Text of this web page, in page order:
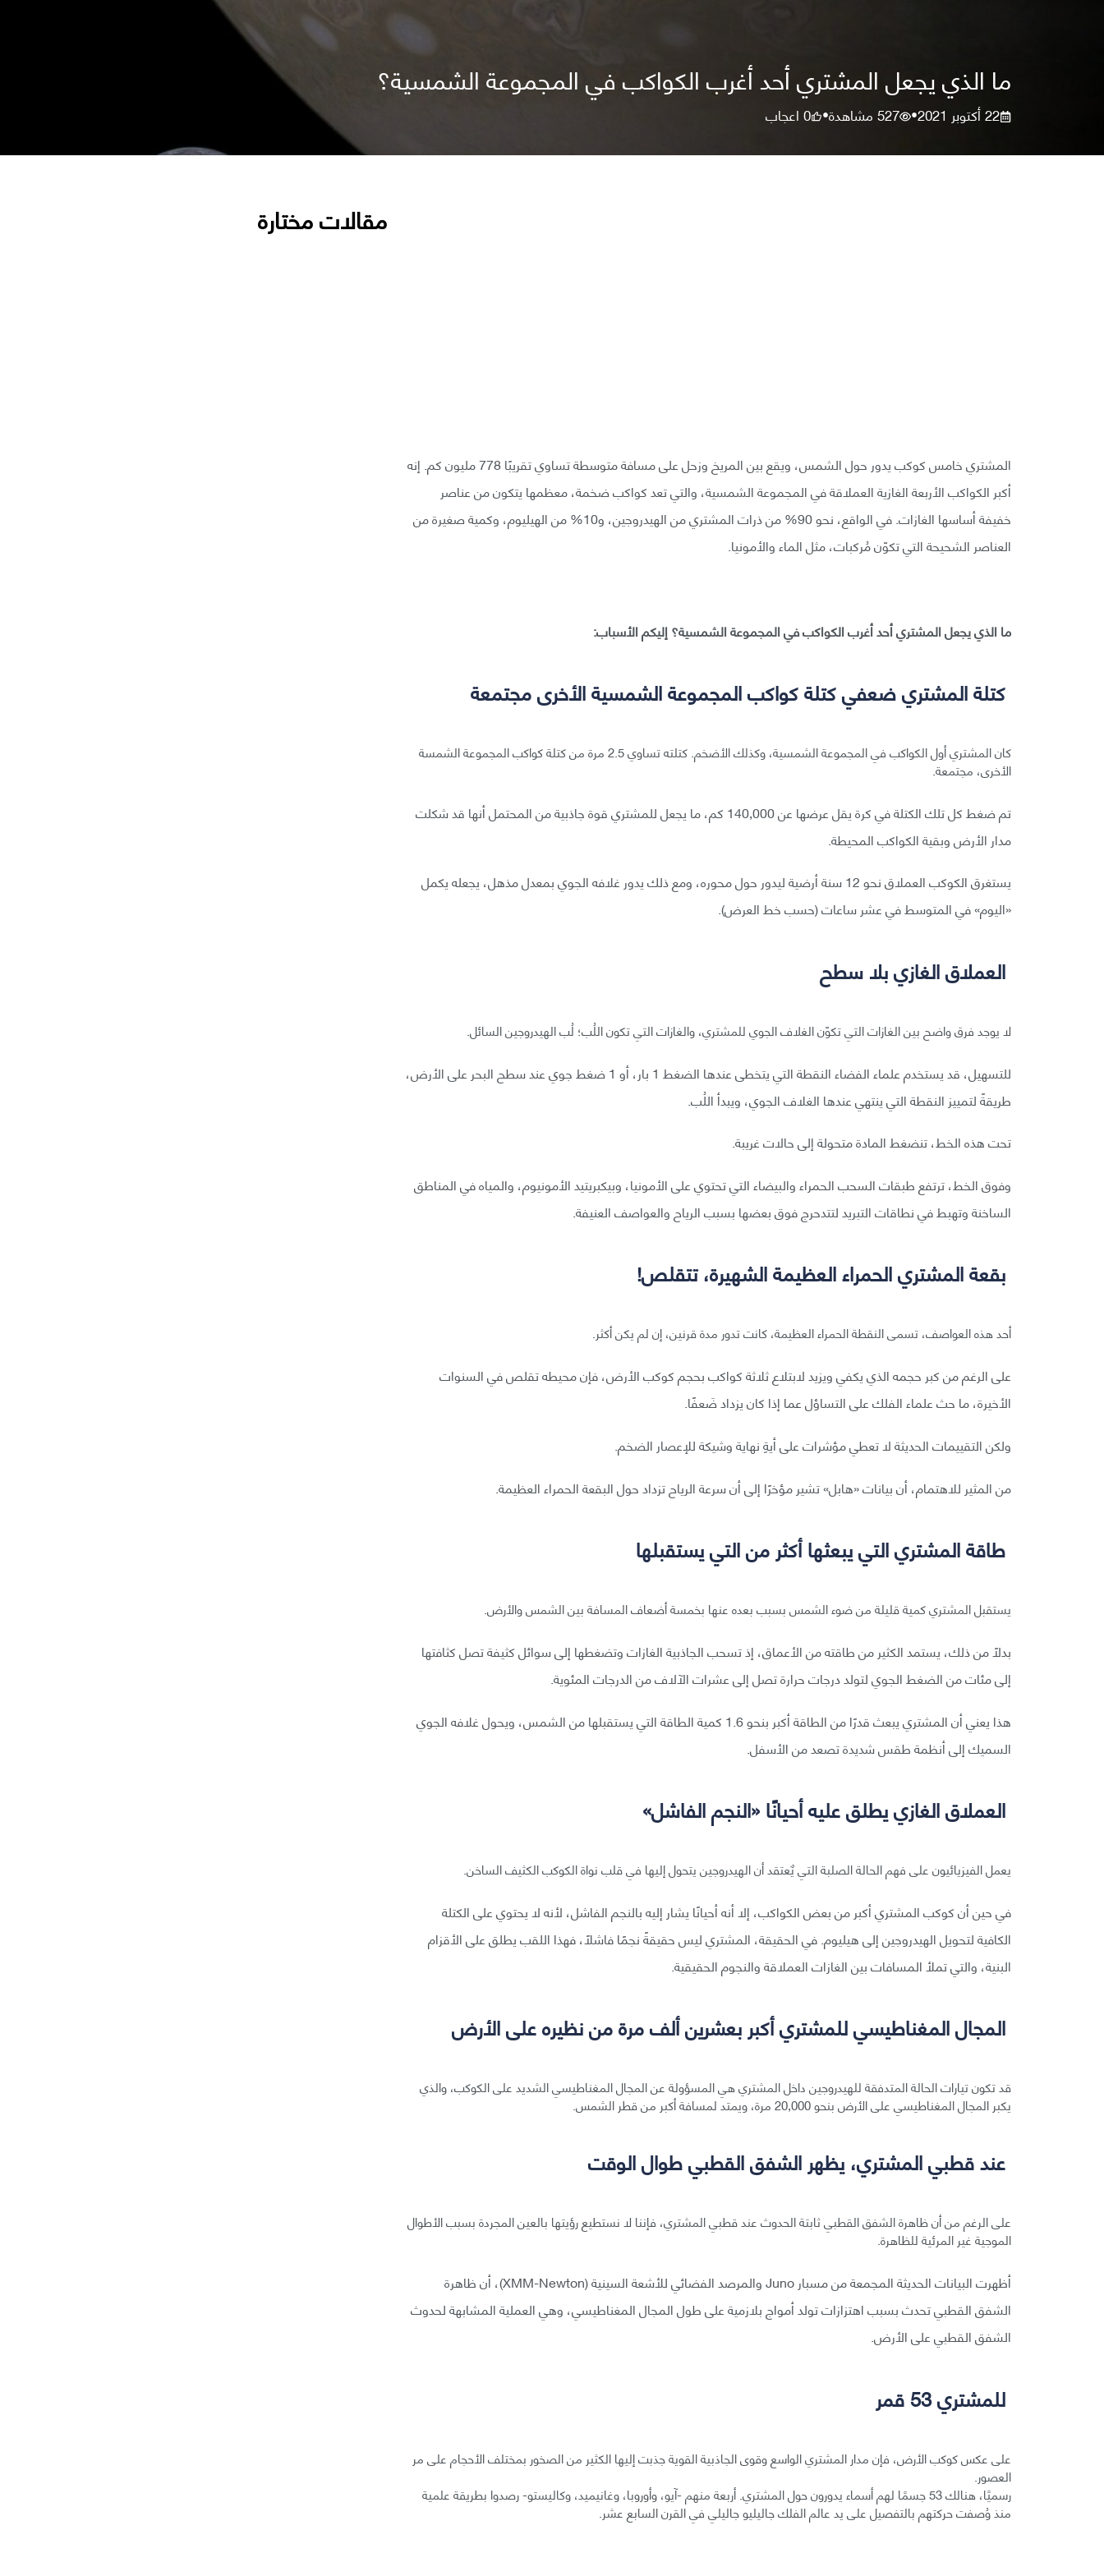
ما الذي يجعل المشتري أحد أغرب الكواكب في المجموعة الشمسية؟
22 أكتوبر 2021 •
527مشاهدة•
0اعجاب
المشتري خامس كوكب يدور حول الشمس، ويقع بين المريخ وزحل على مسافة متوسطة تساوي تقريبًا 778 مليون كم. إنه
أكبر الكواكب الأربعة الغازية العملاقة في المجموعة الشمسية، والتي تعد كواكب ضخمة، معظمها يتكون من عناصر
خفيفة أساسها الغازات. في الواقع، نحو 90% من ذرات المشتري من الهيدروجين، و10% من الهيليوم، وكمية صغيرة من
العناصر الشحيحة التي تكوّن مُركبات، مثل الماء والأمونيا.
ما الذي يجعل المشتري أحد أغرب الكواكب في المجموعة الشمسية؟ إليكم الأسباب:
كتلة المشتري ضعفي كتلة كواكب المجموعة الشمسية الأخرى مجتمعة
كان المشتري أول الكواكب في المجموعة الشمسية، وكذلك الأضخم. كتلته تساوي 2.5 مرة من كتلة كواكب المجموعة الشمسة
الأخرى، مجتمعة.
تم ضغط كل تلك الكتلة في كرة يقل عرضها عن 140,000 كم، ما يجعل للمشتري قوة جاذبية من المحتمل أنها قد شكلت
مدار الأرض وبقية الكواكب المحيطة.
يستغرق الكوكب العملاق نحو 12 سنة أرضية ليدور حول محوره، ومع ذلك يدور غلافه الجوي بمعدل مذهل، يجعله يكمل
«اليوم» في المتوسط في عشر ساعات (حسب خط العرض).
العملاق الغازي بلا سطح
لا يوجد فرق واضح بين الغازات التي تكوّن الغلاف الجوي للمشتري، والغازات التي تكون اللُب؛ لُب الهيدروجين السائل.
للتسهيل، قد يستخدم علماء الفضاء النقطة التي يتخطى عندها الضغط 1 بار، أو 1 ضغط جوي عند سطح البحر على الأرض،
طريقةً لتمييز النقطة التي ينتهي عندها الغلاف الجوي، ويبدأ اللُب.
تحت هذه الخط، تنضغط المادة متحولة إلى حالات غريبة.
وفوق الخط، ترتفع طبقات السحب الحمراء والبيضاء التي تحتوي على الأمونيا، وبيكبريتيد الأمونيوم، والمياه في المناطق
الساخنة وتهبط في نطاقات التبريد لتتدحرج فوق بعضها بسبب الرياح والعواصف العنيفة.
بقعة المشتري الحمراء العظيمة الشهيرة، تتقلص!
أحد هذه العواصف، تسمى النقطة الحمراء العظيمة، كانت تدور مدة قرنين، إن لم يكن أكثر.
على الرغم من كبر حجمه الذي يكفي ويزيد لابتلاع ثلاثة كواكب بحجم كوكب الأرض، فإن محيطه تقلص في السنوات
الأخيرة، ما حث علماء الفلك على التساؤل عما إذا كان يزداد ضَعفًا.
ولكن التقييمات الحديثة لا تعطي مؤشرات على أيةِ نهاية وشيكة للإعصار الضخم.
من المثير للاهتمام، أن بيانات «هابل» تشير مؤخرًا إلى أن سرعة الرياح تزداد حول البقعة الحمراء العظيمة.
طاقة المشتري التي يبعثها أكثر من التي يستقبلها
يستقبل المشتري كمية قليلة من ضوء الشمس بسبب بعده عنها بخمسة أضعاف المسافة بين الشمس والأرض.
بدلًا من ذلك، يستمد الكثير من طاقته من الأعماق، إذ تسحب الجاذبية الغازات وتضغطها إلى سوائل كثيفة تصل كثافتها
إلى مئات من الضغط الجوي لتولد درجات حرارة تصل إلى عشرات الآلاف من الدرجات المئوية.
هذا يعني أن المشتري يبعث قدرًا من الطاقة أكبر بنحو 1.6 كمية الطاقة التي يستقبلها من الشمس، ويحول غلافه الجوي
السميك إلى أنظمة طقس شديدة تصعد من الأسفل.
العملاق الغازي يطلق عليه أحيانًا «النجم الفاشل»
يعمل الفيزيائيون على فهم الحالة الصلبة التي يٌعتقد أن الهيدروجين يتحول إليها في قلب نواة الكوكب الكثيف الساخن.
في حين أن كوكب المشتري أكبر من بعض الكواكب، إلا أنه أحيانًا يشار إليه بالنجم الفاشل، لأنه لا يحتوي على الكتلة
الكافية لتحويل الهيدروجين إلى هيليوم. في الحقيقة، المشتري ليس حقيقةً نجمًا فاشلًا، فهذا اللقب يطلق على الأقزام
البنية، والتي تملأ المسافات بين الغازات العملاقة والنجوم الحقيقية.
المجال المغناطيسي للمشتري أكبر بعشرين ألف مرة من نظيره على الأرض
قد تكون تيارات الحالة المتدفقة للهيدروجين داخل المشتري هي المسؤولة عن المجال المغناطيسي الشديد على الكوكب، والذي
يكبر المجال المغناطيسي على الأرض بنحو 20,000 مرة، ويمتد لمسافة أكبر من قطر الشمس.
عند قطبي المشتري، يظهر الشفق القطبي طوال الوقت
على الرغم من أن ظاهرة الشفق القطبي ثابتة الحدوث عند قطبي المشتري، فإننا لا نستطيع رؤيتها بالعين المجردة بسبب الأطوال
الموجية غير المرئية للظاهرة.
أظهرت البيانات الحديثة المجمعة من مسبار Juno والمرصد الفضائي للأشعة السينية (XMM-Newton)، أن ظاهرة
الشفق القطبي تحدث بسبب اهتزازات تولد أمواج بلازمية على طول المجال المغناطيسي، وهي العملية المشابهة لحدوث
الشفق القطبي على الأرض.
للمشتري 53 قمر
على عكس كوكب الأرض، فإن مدار المشتري الواسع وقوى الجاذبية القوية جذبت إليها الكثير من الصخور بمختلف الأحجام على مر
العصور.
رسميًا، هنالك 53 جسمًا لهم أسماء يدورون حول المشتري. أربعة منهم -آيو، وأوروبا، وغانيميد، وكاليستو- رصدوا بطريقة علمية
منذ وُصفت حركتهم بالتفصيل على يد عالم الفلك جاليليو جاليلي في القرن السابع عشر.
مقالات مختارة